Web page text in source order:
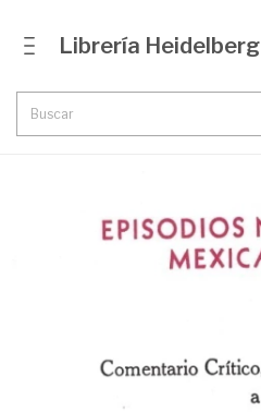
Librería Heidelberg